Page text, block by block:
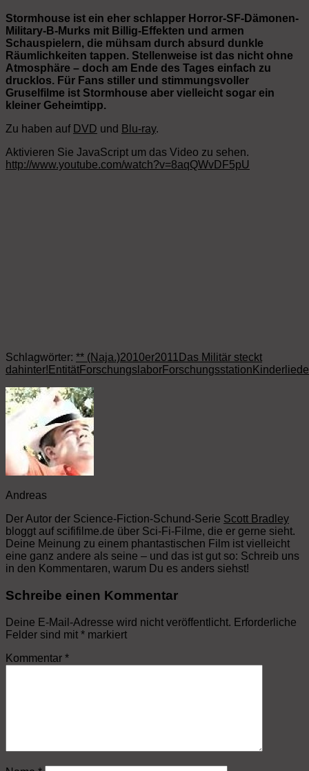
Stormhouse ist ein eher schlapper Horror-SF-Dämonen-
Military-B-Murks mit Billig-Effekten und armen
Schauspielern, die mühsam durch absurd dunkle
Räumlichkeiten tappen. Stellenweise ist das nicht ohne
Atmosphäre – doch am Ende des Tages einfach zu
drucklos. Für Fans stiller und stimmungsvoller
Gruselfilme ist Stormhouse aber vielleicht sogar ein
kleiner Geheimtipp.
Zu haben auf DVD und Blu-ray.
Aktivieren Sie JavaScript um das Video zu sehen.
http://www.youtube.com/watch?v=8aqQWvDF5pU
Schlagwörter: ** (Naja.)2010er2011 Das Militär steckt
dahinter! EntitätForschungslaborForschungsstation
Andreas
Der Autor der Science-Fiction-Schund-Serie Scott Bradley
bloggt auf scififilme.de über Sci-Fi-Filme, die er gerne sieht.
Deine Meinung zu einem phantastischen Film ist vielleicht
eine ganz andere als seine – und das ist gut so: Schreib uns
in den Kommentaren, warum Du es anders siehst!
Schreibe einen Kommentar
Deine E-Mail-Adresse wird nicht veröffentlicht. Erforderliche
Felder sind mit * markiert
Kommentar *